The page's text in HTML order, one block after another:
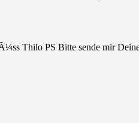
Thilo PS Bitte sende mir